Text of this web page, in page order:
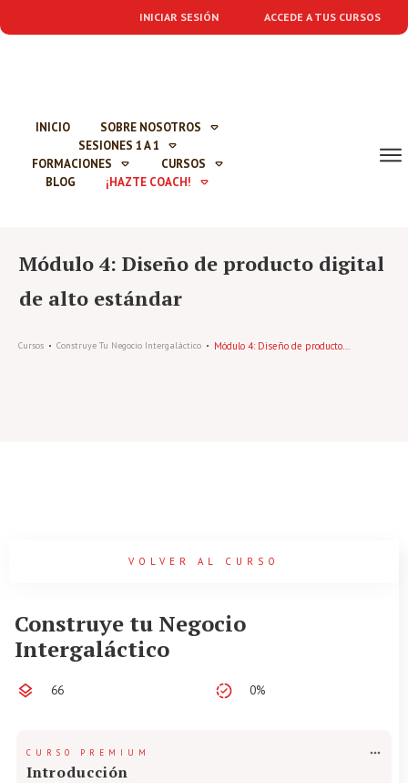
INICIAR SESIÓN ACCEDE A TUS CURSOS
INICIO
SOBRE NOSOTROS
SESIONES 1 A 1
FORMACIONES
CURSOS
BLOG
¡HAZTE COACH!
Módulo 4: Diseño de producto digital
de alto estándar
Cursos Construye Tu Negocio Intergaláctico
VOLVER AL CURSO
Construye tu Negocio
Intergaláctico
66 0%
CURSO PREMIUM
Introducción